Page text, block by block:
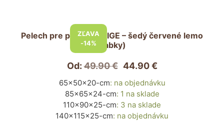
ZĽAVA
-14%
Pelech pre psa PRESTIGE – šedý červené lemo
(labky)
Od:49.90€ 44.90€
65x50x20-cm: na objednávku
85x65x24-cm: 1 na sklade
110x90x25-cm: 3 na sklade
140x115x25-cm: na objednávku